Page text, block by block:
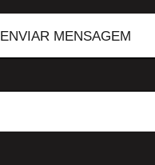
ENVIAR MENSAGEM